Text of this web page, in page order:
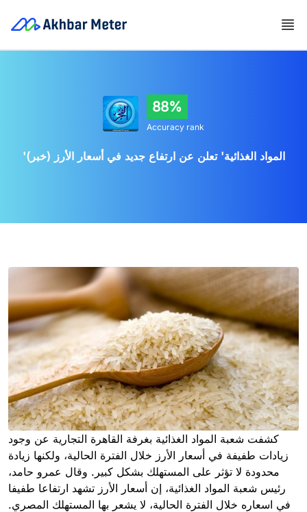
88%
Accuracy rank
'المواد الغذائية' تعلن عن ارتفاع جديد في أسعار الأرز (خبر)
كشفت شعبة المواد الغذائية بغرفة القاهرة التجارية عن وجود
زيادات طفيفة في أسعار الأرز خلال الفترة الحالية، ولكنها زيادة
محدودة لا تؤثر على المستهلك بشكل كبير. وقال عمرو حامد،
رئيس شعبة المواد الغذائية، إن أسعار الأرز تشهد ارتفاعا طفيفا
في اسعاره خلال الفترة الحالية، لا يشعر بها المستهلك المصري.